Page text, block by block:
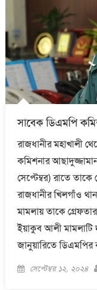
সাবেক ডিএমপি
রাজধানীর মহাখালী
কমিশনার
সেপ্টেম্বর) রাতে তাকে
রাজধানীর খিলগাঁও
মামলায় তাকে
ইয়াকুব আলী মামলাটি
জানুয়ারিতে
Posted
সেপ্টেম্বর ১২, ২০২৪